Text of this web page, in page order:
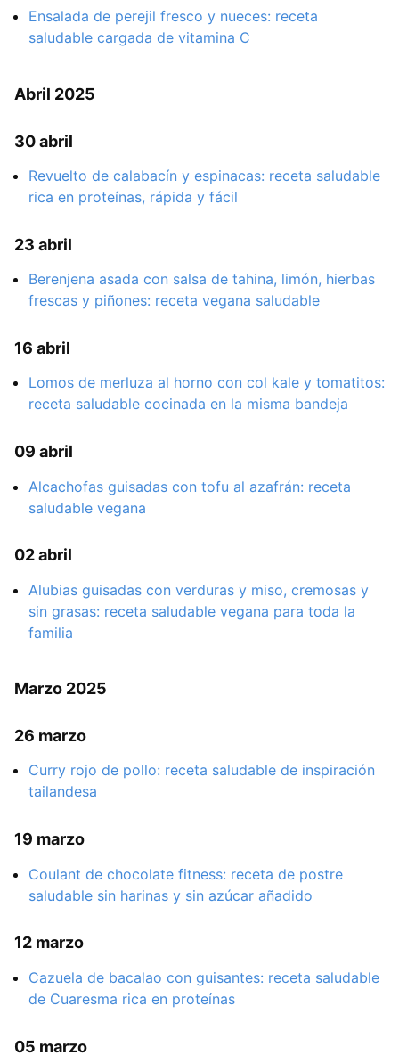
Ensalada de perejil fresco y nueces: receta
saludable cargada de vitamina C
Abril 2025
30 abril
Revuelto de calabacín y espinacas: receta saludable
rica en proteínas, rápida y fácil
23 abril
Berenjena asada con salsa de tahina, limón, hierbas
frescas y piñones: receta vegana saludable
16 abril
Lomos de merluza al horno con col kale y tomatitos:
receta saludable cocinada en la misma bandeja
09 abril
Alcachofas guisadas con tofu al azafrán: receta
saludable vegana
02 abril
Alubias guisadas con verduras y miso, cremosas y
sin grasas: receta saludable vegana para toda la
familia
Marzo 2025
26 marzo
Curry rojo de pollo: receta saludable de inspiración
tailandesa
19 marzo
Coulant de chocolate fitness: receta de postre
saludable sin harinas y sin azúcar añadido
12 marzo
Cazuela de bacalao con guisantes: receta saludable
de Cuaresma rica en proteínas
05 marzo